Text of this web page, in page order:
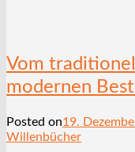
Vom
modernen
Posted on19.
Willenbücher